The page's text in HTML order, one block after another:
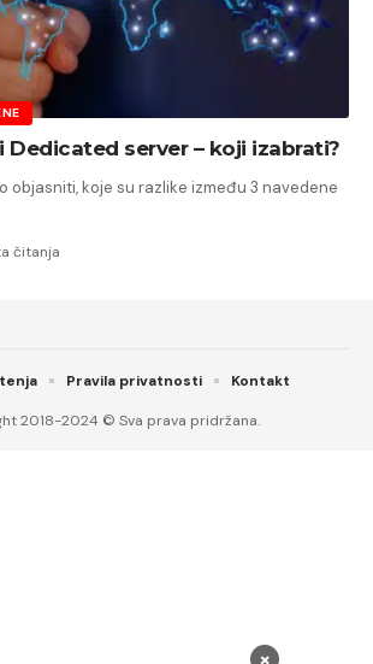
Dedicated server – koji izabrati?
objasniti, koje su razlike između 3 navedene
čitanja
2018-2024 © Sva prava pridržana.
Pravila privatnosti Kontakt